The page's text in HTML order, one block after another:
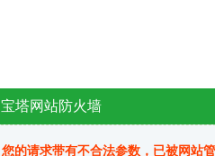
宝塔网站防火墙
您的请求带有不合法参数，已被网站